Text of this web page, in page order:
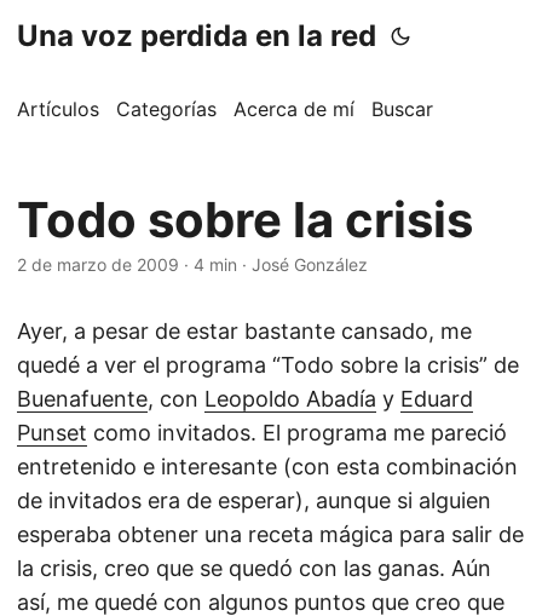
Una voz perdida en la red
Artículos Categorías Acerca de mí Buscar
Todo sobre la crisis
2 de marzo de 2009 · 4 min · José González
Ayer, a pesar de estar bastante cansado, me
quedé a ver el programa “Todo sobre la crisis” de
Buenafuente, con Leopoldo Abadía y Eduard
Punset como invitados. El programa me pareció
entretenido e interesante (con esta combinación
de invitados era de esperar), aunque si alguien
esperaba obtener una receta mágica para salir de
la crisis, creo que se quedó con las ganas. Aún
así, me quedé con algunos puntos que creo que